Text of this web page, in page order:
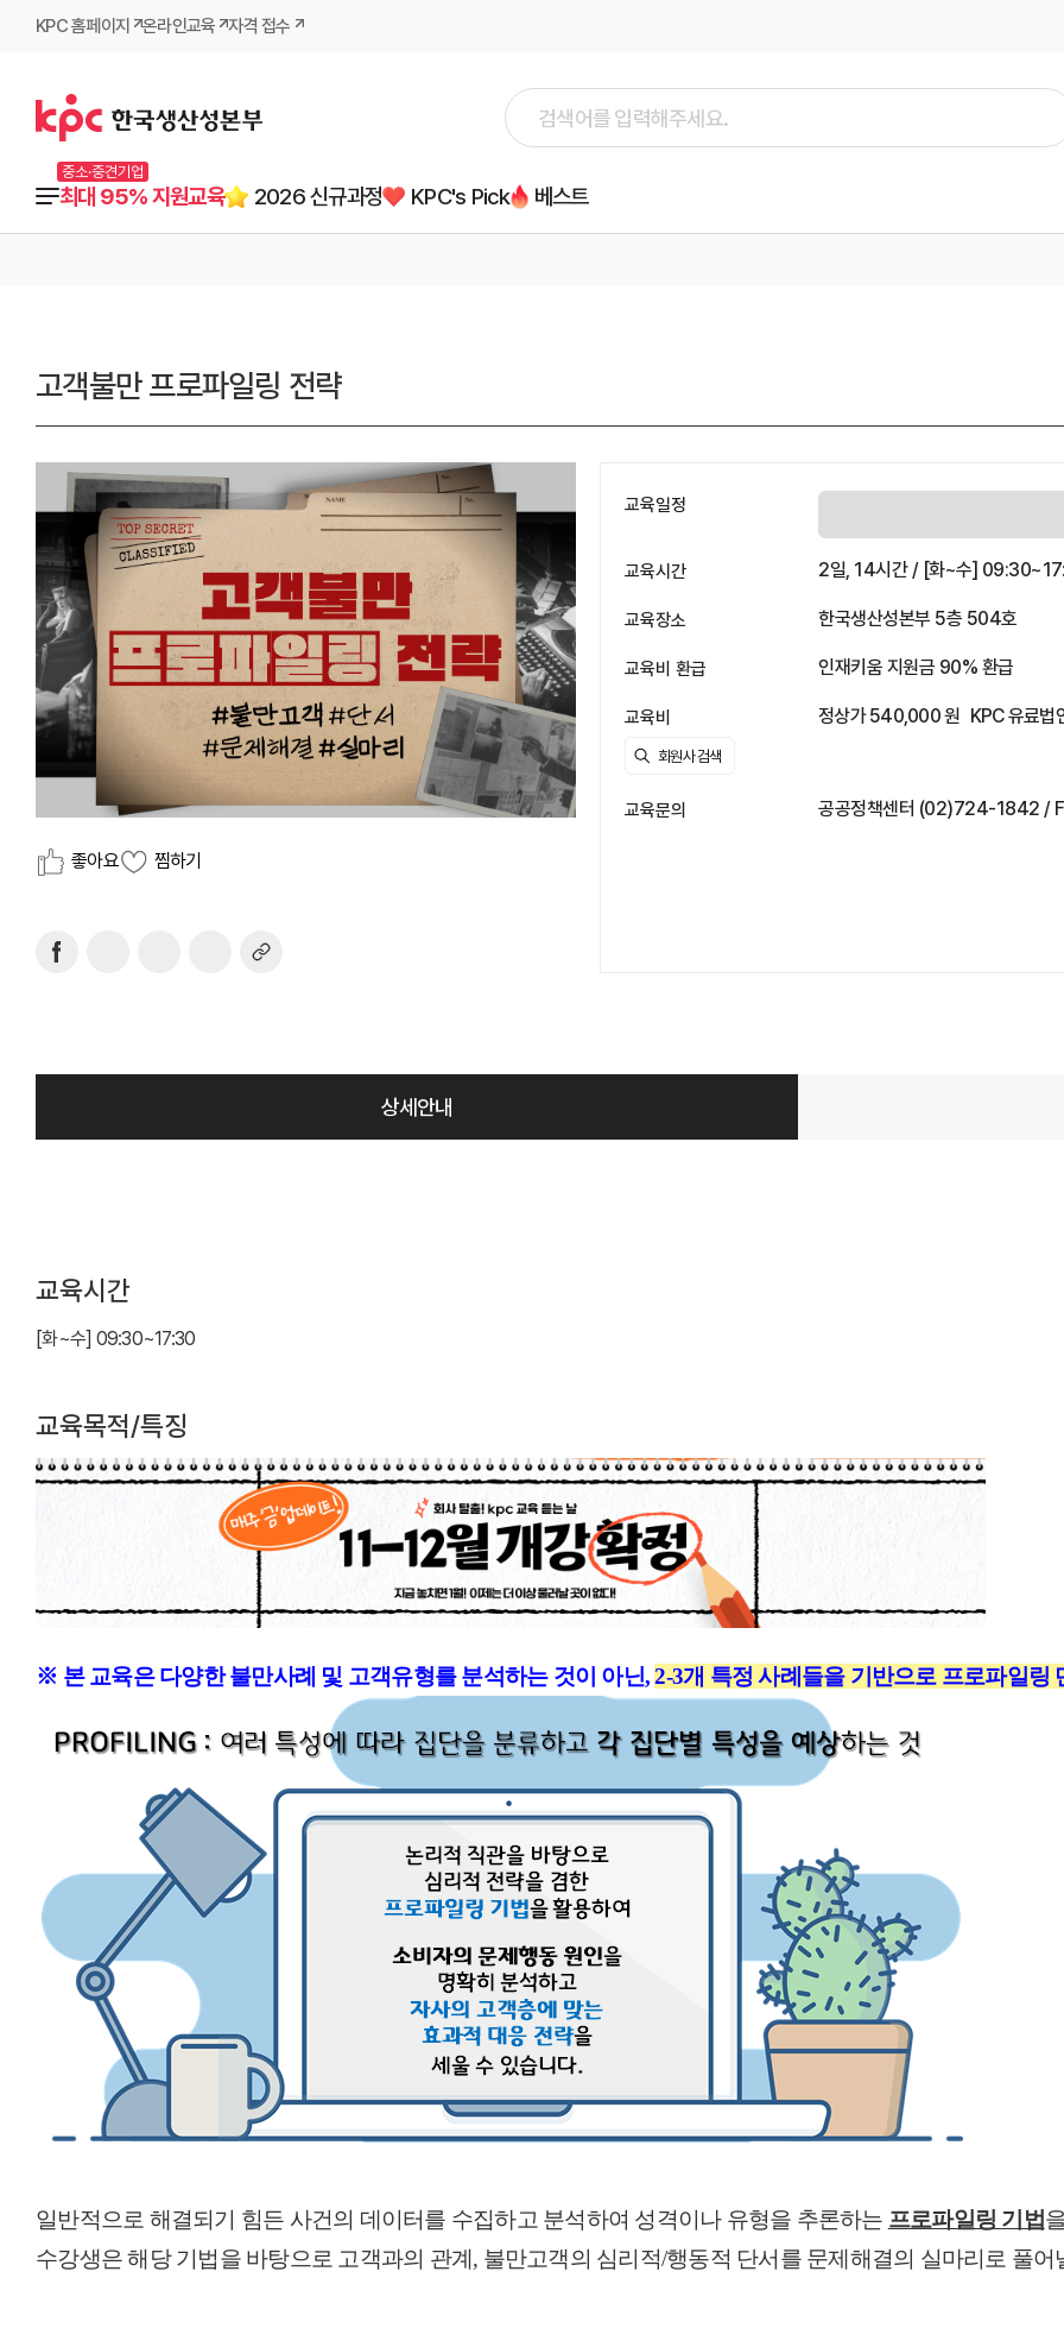
KPC 홈페이지 온라인교육 자격 접수
중소·중견기업
최대 95% 지원교육 2026 신규과정 KPC's Pick 베스트
고객불만 프로파일링 전략
좋아요 찜하기
교육일정
교육시간 2일, 14시간 / [화~수]
교육장소 한국생산성본부 5층 504호
교육비 환급 인재키움 지원금 90% 환급
교육비 정상가 540,000 원 KPC 유료
교육문의 공공정책센터 (02)724-1842 /
상세안내
교육시간
[화~수] 09:30~17:30
교육목적/특징
※ 본 교육은 다양한 불만사례 및 고객유형를 분석하는 것이 아닌, 2-3개 특정 사례들을 기반으로 프로파일링
일반적으로 해결되기 힘든 사건의 데이터를 수집하고 분석하여 성격이나 유형을 추론하는 프로파일링 기법
수강생은해당 기법을 바탕으로 고객과의 관계, 불만고객의 심리적/행동적 단서를 문제해결의 실마리로 풀어